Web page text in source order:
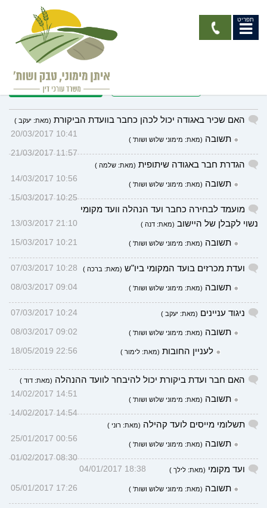
תפריט
אתם שואלים - אנחנו עונים!
+ הוספת הודעה
האם שכיר באגודה יכול לכהן כחבר בוועדת הביקורת (מאת: יעקב )
10:41 20/03/2017 תשובה (מאת: מימוני שלוש ושות' )
11:57 21/03/2017
הגדרת חבר באגודה שיתופית (מאת: שלמה )
10:56 14/03/2017 תשובה (מאת: מימוני שלוש ושות' )
10:25 15/03/2017
מועמד לבחירה כחבר ועד הנהלה וועד מקומי
נשוי לקבלן של היישוב (מאת: דנה ) 21:10 13/03/2017
תשובה (מאת: מימוני שלוש ושות' ) 10:21 15/03/2017
ועדת מכרזים בועד המקומי ביו"ש (מאת: ברכה ) 10:28 07/03/2017
תשובה (מאת: מימוני שלוש ושות' ) 09:04 08/03/2017
ניגוד עניינים (מאת: יעקב ) 10:24 07/03/2017
תשובה (מאת: מימוני שלוש ושות' ) 09:02 08/03/2017
לעניין החובות (מאת: לימור ) 22:56 18/05/2019
האם חבר ועדת ביקורת יכול להיבחר לוועד ההנהלה (מאת: דוד )
14:51 14/02/2017 תשובה (מאת: מימוני שלוש ושות' )
14:54 14/02/2017
תשלומי מייסים לועד קהילה (מאת: רוני )
00:56 25/01/2017 תשובה (מאת: מימוני שלוש ושות' )
08:30 01/02/2017
ועד מקומי (מאת: לילך ) 18:38 04/01/2017
תשובה (מאת: מימוני שלוש ושות' ) 17:26 05/01/2017